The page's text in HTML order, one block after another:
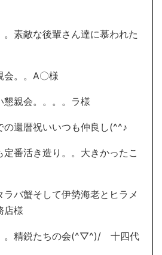
。素敵な後輩さん達に慕われた
会。。A〇様
懇親会。。。。ラ様
の還暦祝いいつも仲良し(^^♪
定番活き造り。。大きかったこ
バ蟹そして伊勢海老とヒラメ
店様
。精鋭たちの会(^▽^)/ 十四代